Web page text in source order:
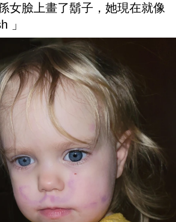
女臉上畫了鬍子，她現在就像
」